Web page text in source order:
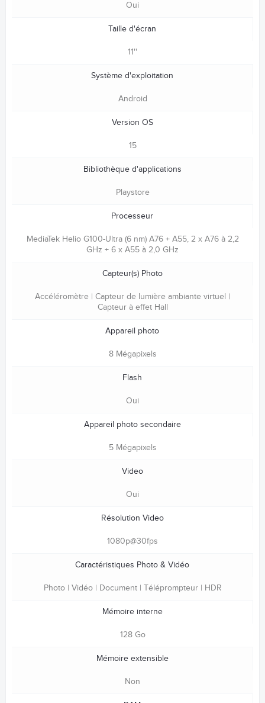
Oui
Taille d'écran
11''
Système d'exploitation
Android
Version OS
15
Bibliothèque d'applications
Playstore
Processeur
MediaTek Helio G100-Ultra (6 nm) A76 + A55, 2 x A76 à 2,2
GHz + 6 x A55 à 2,0 GHz
Capteur(s) Photo
Accéléromètre | Capteur de lumière ambiante virtuel |
Capteur à effet Hall
Appareil photo
8 Mégapixels
Flash
Oui
Appareil photo secondaire
5 Mégapixels
Video
Oui
Résolution Video
1080p@30fps
Caractéristiques Photo & Vidéo
Photo | Vidéo | Document | Téléprompteur | HDR
Mémoire interne
128 Go
Mémoire extensible
Non